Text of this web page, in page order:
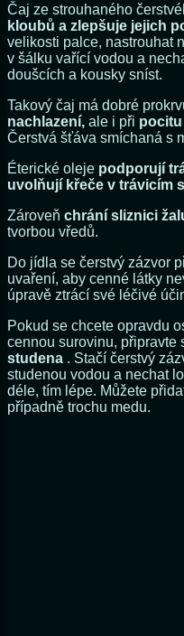
Čaj ze strouhaného
kloubů a zlepšuje jejich
velikosti palce, nastrouhat
v šálku vařící vodou a
doušcích a kousky sníst.
Takový čaj má dobré
nachlazení, ale i při
Čerstvá šťáva smíchaná s
Éterické oleje podporují
uvolňují křeče v trávicím
Zároveň chrání sliznici
tvorbou vředů.
Do jídla se čerstvý zázvor
uvaření, aby cenné látky
úpravě ztrácí své léčivé
Pokud se chcete opravdu
cennou surovinu, připravte
studena . Stačí čerstvý
studenou vodou a nechat
déle, tím lépe. Můžete
případně trochu medu.